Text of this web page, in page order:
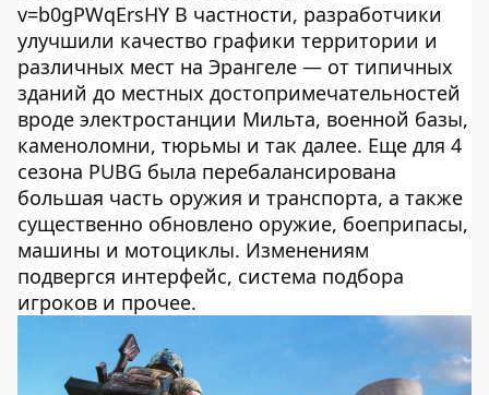
v=b0gPWqErsHY В частности, разработчики
улучшили качество графики территории и
различных мест на Эрангеле — от типичных
зданий до местных достопримечательностей
вроде электростанции Мильта, военной базы,
каменоломни, тюрьмы и так далее. Еще для 4
сезона PUBG была перебалансирована
большая часть оружия и транспорта, а также
существенно обновлено оружие, боеприпасы,
машины и мотоциклы. Изменениям
подвергся интерфейс, система подбора
игроков и прочее.